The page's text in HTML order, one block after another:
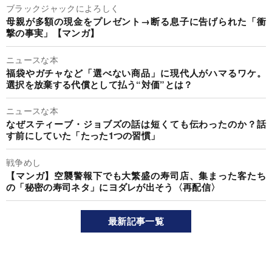
ブラックジャックによろしく
母親が多額の現金をプレゼント→断る息子に告げられた「衝
撃の事実」【マンガ】
ニュースな本
福袋やガチャなど「選べない商品」に現代人がハマるワケ。
選択を放棄する代償として払う“対価”とは？
ニュースな本
なぜスティーブ・ジョブズの話は短くても伝わったのか？話
す前にしていた「たった1つの習慣」
戦争めし
【マンガ】空襲警報下でも大繁盛の寿司店、集まった客たち
の「秘密の寿司ネタ」にヨダレが出そう〈再配信〉
最新記事一覧